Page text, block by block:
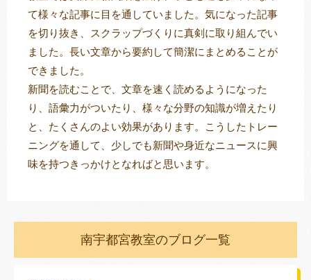
て様々な記事に目を通していました。気になった記事
を切り抜き、スクラップづくりに真剣に取り組んでい
ました。長い文章から要約して簡潔にまとめることが
できました。
新聞を読むことで、文章を速く読めるようになった
り、語彙力がついたり、様々な分野の知識が増えたり
と、たくさんのよい効果があります。こうしたトレー
ニングを通して、少しでも新聞や身近なニュースに興
味を持つきっかけとなればと思います。
南宇都宮教室のブログ一覧